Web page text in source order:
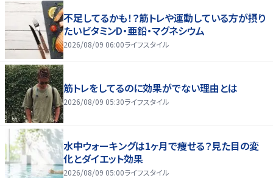
不足してるかも！？筋トレや運動している方が摂り
たいビタミンD・亜鉛・マグネシウム
2026/08/09 06:00ライフスタイル
筋トレをしてるのに効果がでない理由とは
2026/08/09 05:30ライフスタイル
水中ウォーキングは1ヶ月で痩せる？見た目の変
化とダイエット効果
2026/08/09 05:00ライフスタイル